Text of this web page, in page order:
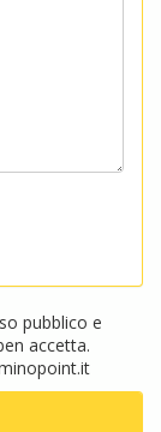
pubblico e
accetta.